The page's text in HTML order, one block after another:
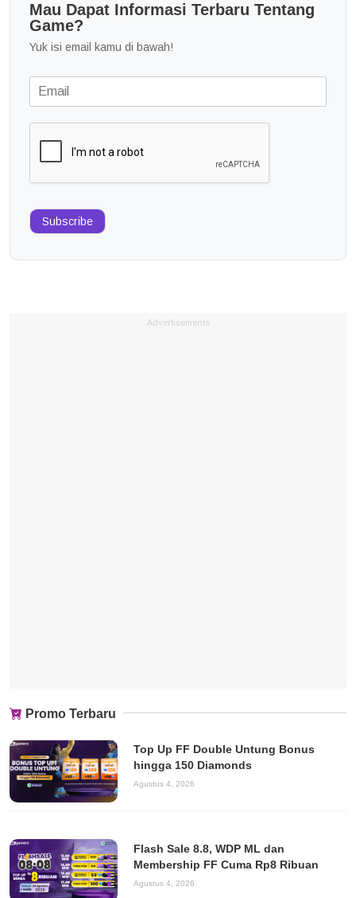
Mau Dapat Informasi Terbaru Tentang
Game?
Yuk isi email kamu di bawah!
Subscribe
Advertisements
Promo Terbaru
Top Up FF Double Untung Bonus
hingga 150 Diamonds
Agustus 4, 2026
Flash Sale 8.8, WDP ML dan
Membership FF Cuma Rp8 Ribuan
Agustus 4, 2026